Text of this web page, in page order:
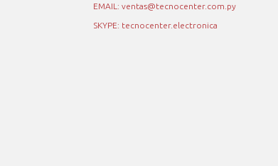
EMAIL: ventas@tecnocenter.com.py
SKYPE: tecnocenter.electronica